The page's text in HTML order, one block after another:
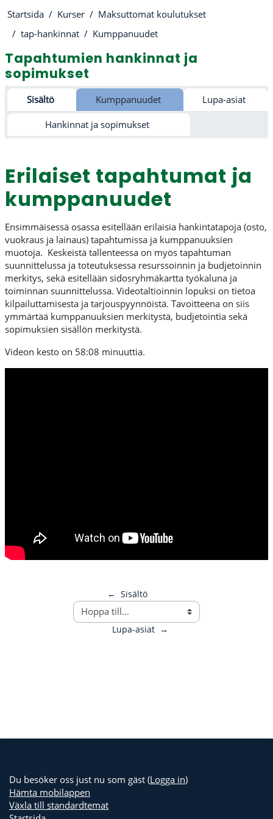
Startsida Kurser
Maksuttomat koulutukset
tap-hankinnat
Kumppanuudet
Tapahtumien hankinnat ja
sopimukset
Avsnittsöversikt
Sisältö Kumppanuudet Lupa-asiat
Hankinnat ja sopimukset
Erilaiset tapahtumat ja
kumppanuudet
Ensimmäisessä osassa esitellään erilaisia hankintatapoja (osto,
vuokraus ja lainaus) tapahtumissa ja kumppanuuksien
muotoja. Keskeistä tallenteessa on myös tapahtuman
suunnittelussa ja toteutuksessa resurssoinnin ja budjetoinnin
merkitys, sekä esitellään sidosryhmäkartta työkaluna ja
toiminnan suunnittelussa. Videotaltioinnin lopuksi on tietoa
kilpailuttamisesta ja tarjouspyynnöistä. Tavoitteena on siis
ymmärtää kumppanuuksien merkitystä, budjetointia sekä
sopimuksien sisällön merkitystä.
Videon kesto on 58:08 minuuttia.
← Sisältö
→
Lupa-asiat
Du besöker oss just nu som gäst (Logga in)
Hämta mobilappen
Växla till standardtemat